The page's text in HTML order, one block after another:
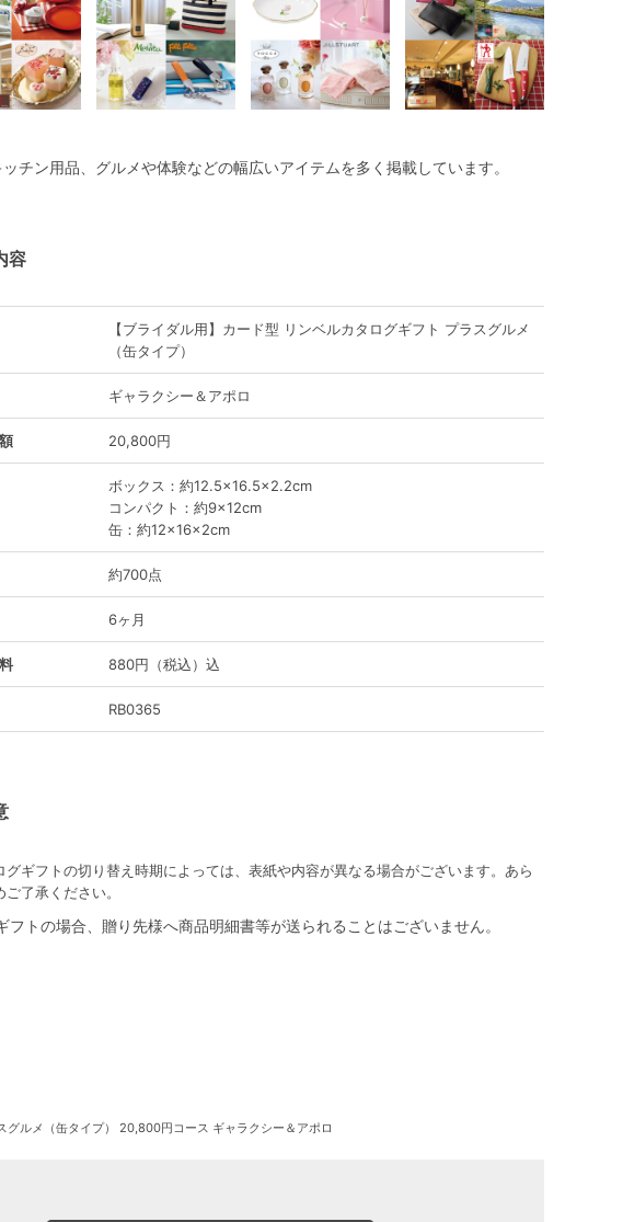
チン用品、グルメや体験などの幅広いアイテムを多く掲載しています。
容
【ブライダル用】カード型 リンベルカタログギフト プラスグルメ
（缶タイプ）
ギャラクシー＆アポロ
20,800円
ボックス：約12.5×16.5×2.2cm
コンパクト：約9×12cm
缶：約12×16×2cm
約700点
6ヶ月
880円（税込）込
RB0365
グギフトの切り替え時期によっては、表紙や内容が異なる場合がございます。あら
ご了承ください。
フトの場合、贈り先様へ商品明細書等が送られることはございません。
グルメ（缶タイプ） 20,800円コース ギャラクシー＆アポロ